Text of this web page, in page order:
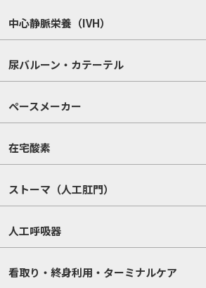
中心静脈栄養（IVH）
尿バルーン・カテーテル
ペースメーカー
在宅酸素
ストーマ（人工肛門）
人工呼吸器
看取り・終身利用・ターミナルケア